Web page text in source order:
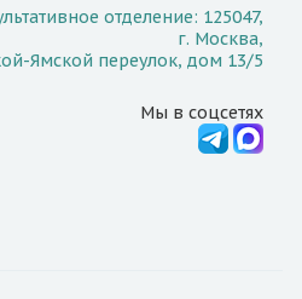
отделение: 125047,
г. Москва,
Ямской переулок, дом 13/5
Мы в соцсетях